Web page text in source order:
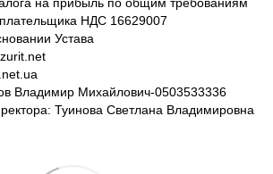
на прибыль по общим требованиям
НДС 16629007
Устава
Владимир Михайлович-0503533336
Туинова Светлана Владимировна